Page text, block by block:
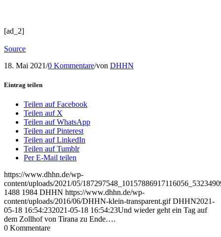
[ad_2]
Source
18. Mai 2021/0 Kommentare/von DHHN
Eintrag teilen
Teilen auf Facebook
Teilen auf X
Teilen auf WhatsApp
Teilen auf Pinterest
Teilen auf LinkedIn
Teilen auf Tumblr
Per E-Mail teilen
https://www.dhhn.de/wp-
content/uploads/2021/05/
1488 1984 DHHN https://www.dhhn.de/wp-
content/uploads/2016/06/DHHN-klein-transparent.gif DHHN2021-
05-18 16:54:232021-05-18 16:54:23Und wieder geht ein Tag auf
dem Zollhof von Tirana zu Ende….
0 Kommentare